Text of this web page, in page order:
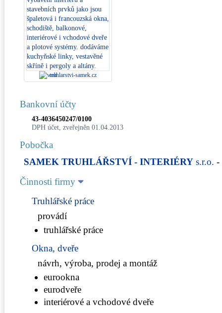
truhlarstvi-samek.cz
Bankovní účty
43-4036450247/0100
DPH účet, zveřejněn 01.04.2013
Pobočka
SAMEK TRUHLÁŘSTVÍ - INTERIÉRY s.r.o. -
Činnosti firmy
Truhlářské práce
provádí
truhlářské práce
Okna, dveře
návrh, výroba, prodej a montáž
eurookna
eurodveře
interiérové a vchodové dveře